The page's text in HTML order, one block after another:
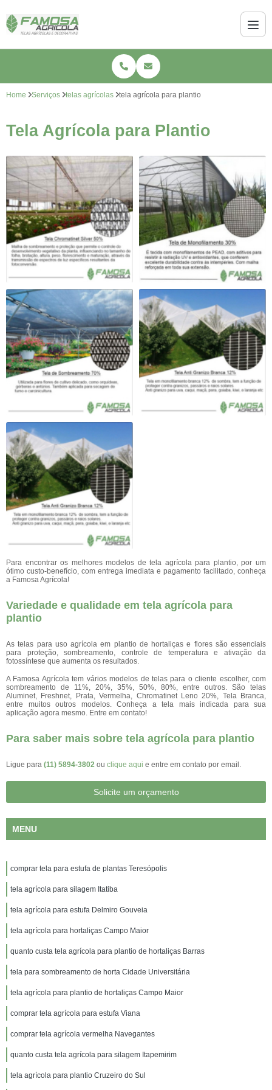
Home Serviços telas agrícolas tela agrícola para plantio
Tela Agrícola para Plantio
Para encontrar os melhores modelos de tela agrícola para plantio, por um
ótimo custo-benefício, com entrega imediata e pagamento facilitado, conheça
a Famosa Agrícola!
Variedade e qualidade em tela agrícola para
plantio
As telas para uso agrícola em plantio de hortaliças e flores são essenciais
para proteção, sombreamento, controle de temperatura e ativação da
fotossíntese que aumenta os resultados.
A Famosa Agrícola tem vários modelos de telas para o cliente escolher, com
sombreamento de 11%, 20%, 35%, 50%, 80%, entre outros. São telas
Aluminet, Freshnet, Prata, Vermelha, Chromatinet Leno 20%, Tela Branca,
entre muitos outros modelos. Conheça a tela mais indicada para sua
aplicação agora mesmo. Entre em contato!
Para saber mais sobre tela agrícola para plantio
Ligue para (11) 5894-3802 ou clique aqui e entre em contato por email.
Solicite um orçamento
MENU
comprar tela para estufa de plantas Teresópolis
tela agrícola para silagem Itatiba
tela agrícola para estufa Delmiro Gouveia
tela agrícola para hortaliças Campo Maior
quanto custa tela agrícola para plantio de hortaliças Barras
tela para sombreamento de horta Cidade Universitária
tela agrícola para plantio de hortaliças Campo Maior
comprar tela agrícola para estufa Viana
comprar tela agrícola vermelha Navegantes
quanto custa tela agrícola para silagem Itapemirim
tela agrícola para plantio Cruzeiro do Sul